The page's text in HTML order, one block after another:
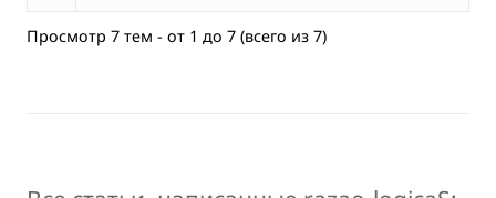
Просмотр 7 тем - от 1 до 7 (всего из 7)